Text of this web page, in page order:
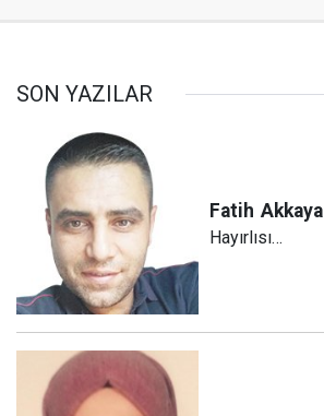
SON YAZILAR
Fatih Akkaya
Hayırlısı…